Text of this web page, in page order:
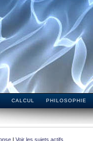
CALCUL PHILOSOPHIE
| Voir les sujets actifs